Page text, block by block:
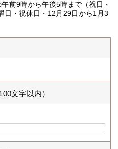
前9時から午後5時まで（祝日・
日・祝休日・12月29日から1月3
文字以内）